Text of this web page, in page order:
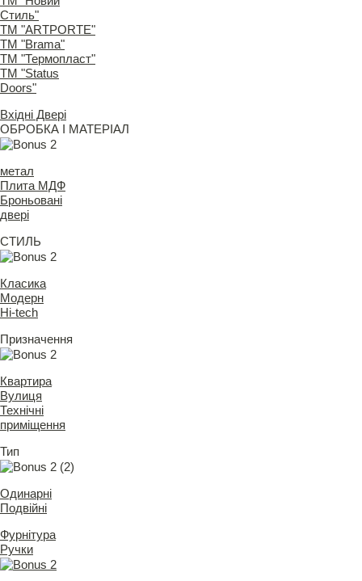
Стиль"
ТМ "ARTPORTE"
ТМ "Brama"
ТМ "Термопласт"
ТМ "Status
Doors"
Вхідні Двері
ОБРОБКА І МАТЕРІАЛ
метал
Плита МДФ
Броньовані
двері
СТИЛЬ
Класика
Модерн
Hi-tech
Призначення
Квартира
Вулиця
Технічні
приміщення
Тип
Одинарні
Подвійні
Фурнітура
Ручки